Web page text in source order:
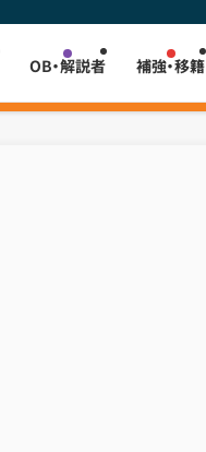
OB・解説者 補強・移籍